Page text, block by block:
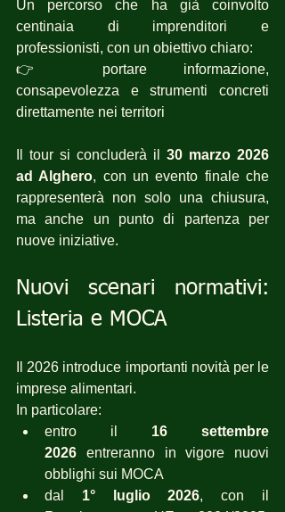
Un percorso che ha già coinvolto
centinaia di imprenditori e
professionisti, con un obiettivo chiaro:
👉 portare informazione,
consapevolezza e strumenti concreti
direttamente nei territori
Il tour si concluderà il 30 marzo 2026
ad Alghero, con un evento finale che
rappresenterà non solo una chiusura,
ma anche un punto di partenza per
nuove iniziative.
Nuovi scenari normativi:
Listeria e MOCA
Il 2026 introduce importanti novità per le
imprese alimentari.
In particolare:
entro il 16 settembre
2026 entreranno in vigore nuovi
obblighi sui MOCA
dal 1° luglio 2026, con il